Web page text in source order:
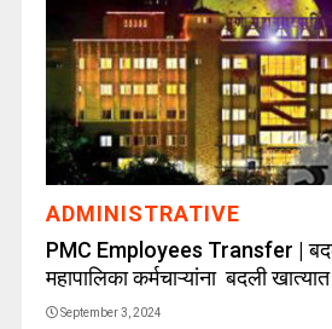
ADMINISTRATIVE
PMC Employees Transfer |
महापालिका कर्मचाऱ्यांना बदली
September 3, 2024